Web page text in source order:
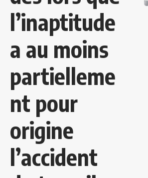
l’inaptitude
a au moins
partielleme
nt pour
origine
l’accident